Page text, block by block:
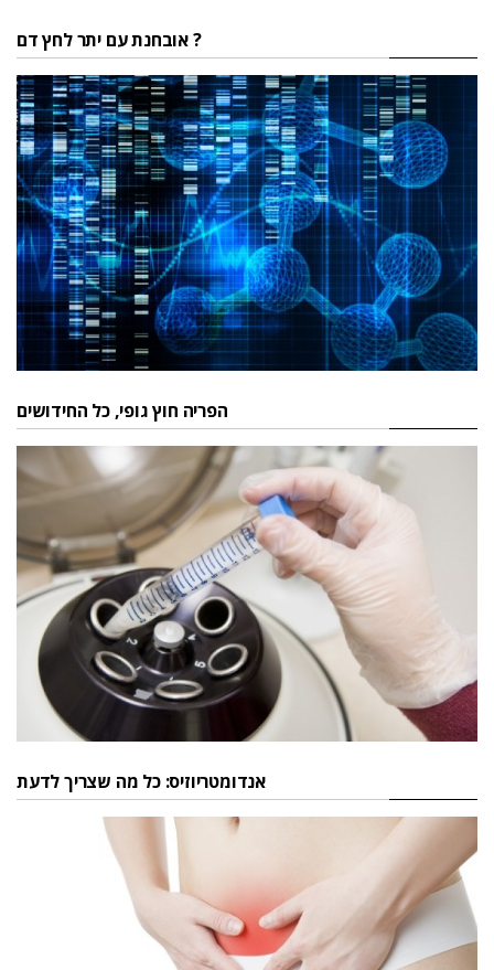
אובחנת עם יתר לחץ דם ?
הפריה חוץ גופי, כל החידושים
אנדומטריוזיס: כל מה שצריך לדעת